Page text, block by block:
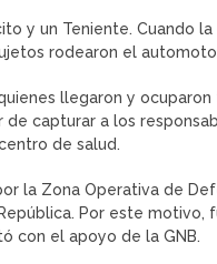
y un Teniente. Cuando
rodearon el
llegaron y ocuparon
capturar a los
de salud.
la Zona Operativa de
Por este motivo,
con el apoyo de la GNB.